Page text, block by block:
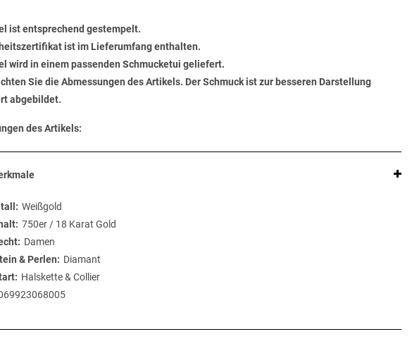
ist entsprechend gestempelt.
ist im Lieferumfang enthalten.
wird in einem passenden Schmucketui geliefert.
Sie die Abmessungen des Artikels. Der Schmuck ist zur besseren Darstellung
abgebildet.
des Artikels:
Weißgold
750er / 18 Karat Gold
Damen
& Perlen
Diamant
Halskette & Collier